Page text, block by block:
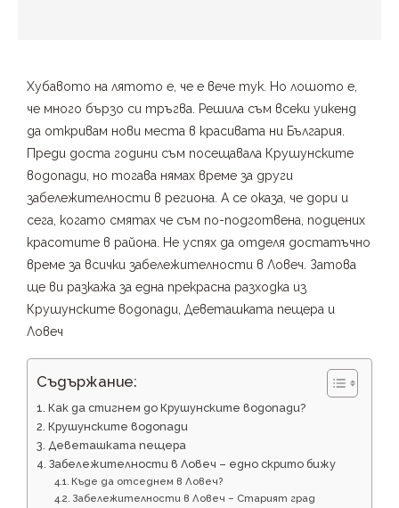
Хубавото на лятото е, че е вече тук. Но лошото е,
че много бързо си тръгва. Решила съм всеки уикенд
да откривам нови места в красивата ни България.
Преди доста години съм посещавала Крушунските
водопади, но тогава нямах време за други
забележителности в региона. А се оказа, че дори и
сега, когато смятах че съм по-подготвена, подцених
красотите в района. Не успях да отделя достатъчно
време за всички забележителности в Ловеч. Затова
ще ви разкажа за една прекрасна разходка из
Крушунските водопади, Деветашката пещера и
Ловеч
Съдържание:
Как да стигнем до Крушунските водопади?
Крушунските водопади
Деветашката пещера
Забележителности в Ловеч – едно скрито бижу
Къде да отседнем в Ловеч?
Забележителности в Ловеч – Старият град